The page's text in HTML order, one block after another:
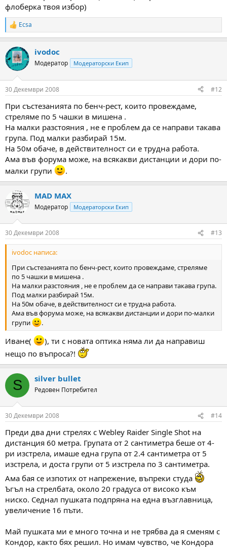
10 изстрела.
флоберка твоя избор)
R
e
c
t
i
s
Ecsa
ivodoc
Модератор Модераторски Екип
30 Декември 2008 #12
При състезанията по бенч-рест, които провеждаме,
стреляме по 5 чашки в мишена .
На малки разстояния , не е проблем да се направи такава
група. Под малки разбирай 15м.
На 50м обаче, в действителност си е трудна работа.
Ама във форума може, на всякакви дистанции и дори по-
малки групи
.
MAD MAX
Модератор Модераторски Екип
30 Декември 2008 #13
ivodoc написа:
При състезанията по бенч-рест, които провеждаме, стреляме
по 5 чашки в мишена .
На малки разстояния , не е проблем да се направи такава група.
Под малки разбирай 15м.
На 50м обаче, в действителност си е трудна работа.
Ама във форума може, на всякакви дистанции и дори по-малки
групи
.
Иване(
), ти с новата оптика няма ли да направиш
нещо по въпроса?!
S silver bullet
Редовен Потребител
30 Декември 2008 #14
Преди два дни стрелях с Webley Raider Single Shot на
дистанция 60 метра. Групата от 2 сантиметра беше от 4-
ри изстрела, имаше една група от 2.4 сантиметра от 5
изстрела, и доста групи от 5 изстрела по 3 сантиметра.
Ама бая се изпотих от напрежение, въпреки студа
Ъгъл на стрелбата, около 20 градуса от високо към
ниско. Седнал пушката подпряна на една възглавница,
увеличение 16 пъти.
Май пушката ми е много точна и не трябва да я сменям с
Кондор, както бях решил. Но имам чувство, че Кондора